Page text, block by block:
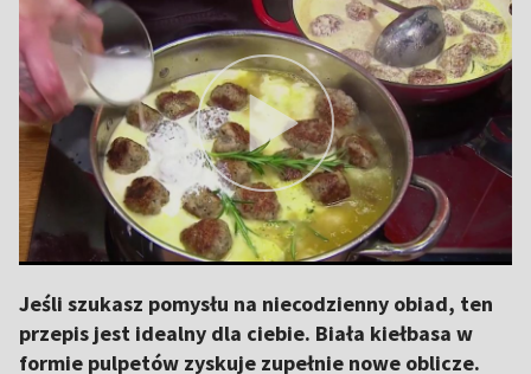
Jeśli szukasz pomysłu na niecodzienny obiad, ten
przepis jest idealny dla ciebie. Biała kiełbasa w
formie pulpetów zyskuje zupełnie nowe oblicze.